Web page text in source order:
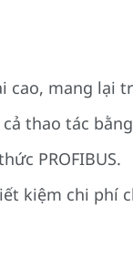
cao, mang lại
thao tác
PROFIBUS.
kiệm chi phí